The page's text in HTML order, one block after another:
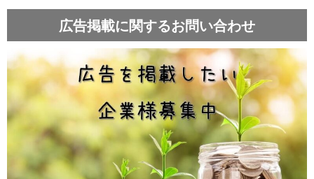
広告掲載に関するお問い合わせ